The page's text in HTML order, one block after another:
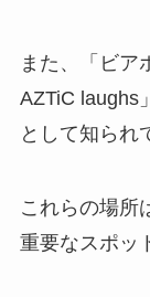
また、「ビア
AZTiC laughs
として知られ
これらの場所
重要なスポッ